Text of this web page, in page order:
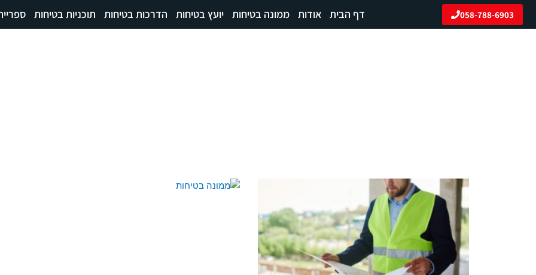
דילוג
058-788-6903 דף הבית אודות ממונה בטיחות יועץ בטיחות הדרכות בטיחות תוכניות בטיחות